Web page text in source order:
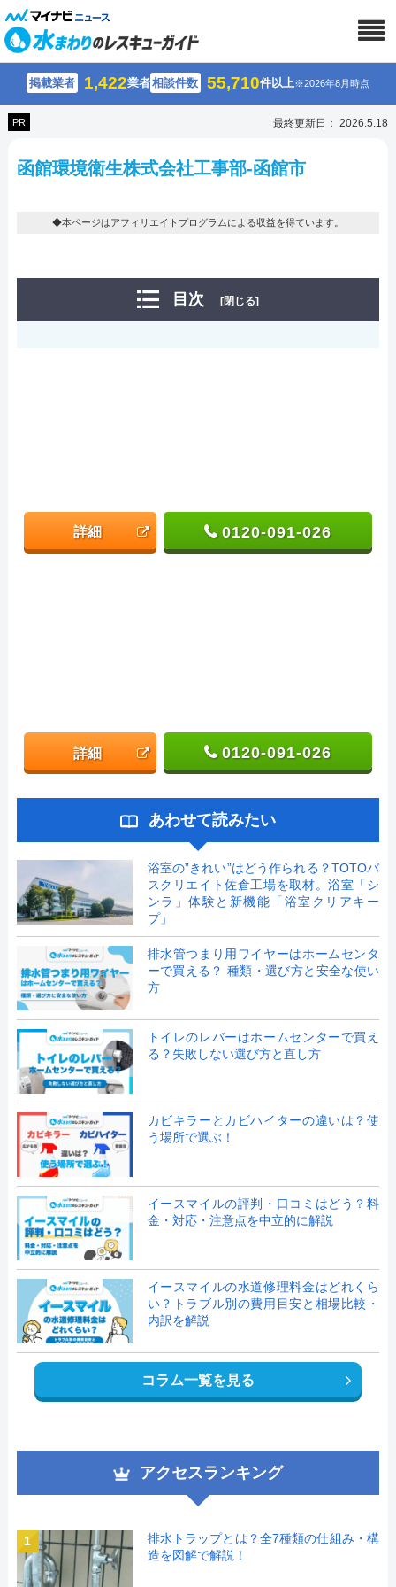
掲載業者 1,422業者相談件数 55,710件以上※2026年8月時点
PR 最終更新日： 2026.5.18
函館環境衛生株式会社工事部-函館市
◆本ページはアフィリエイトプログラムによる収益を得ています。
目次 [閉じる]
詳細 0120-091-026
詳細 0120-091-026
あわせて読みたい
浴室の”きれい”はどう作られる？TOTOバ
スクリエイト佐倉工場を取材。浴室「シ
ンラ」体験と新機能「浴室クリアキー
プ」
排水管つまり用ワイヤーはホームセンタ
ーで買える？ 種類・選び方と安全な使い
方
トイレのレバーはホームセンターで買え
る？失敗しない選び方と直し方
カビキラーとカビハイターの違いは？使
う場所で選ぶ！
イースマイルの評判・口コミはどう？料
金・対応・注意点を中立的に解説
イースマイルの水道修理料金はどれくら
い？トラブル別の費用目安と相場比較・
内訳を解説
コラム一覧を見る
アクセスランキング
1
排水トラップとは？全7種類の仕組み・構
造を図解で解説！